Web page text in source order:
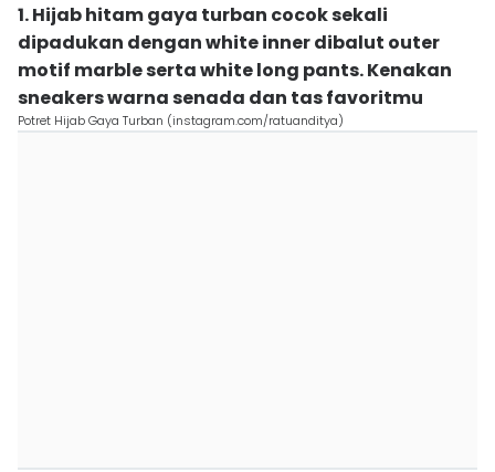
1. Hijab hitam gaya turban cocok sekali
dipadukan dengan white inner dibalut outer
motif marble serta white long pants. Kenakan
sneakers warna senada dan tas favoritmu
Potret Hijab Gaya Turban (instagram.com/ratuanditya)